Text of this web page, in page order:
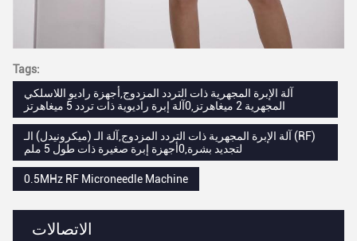
الاتصالات
Tags:
آلة الإبرة المجهرية ذات التردد المزدوج,أجهزة راديو اللاسلكي
المجهرية 2 ميغاهرتز,0آلة إبرة راديوية ذات تردد 5 ميغاهرتز
آلة الإبرة المجهرية ذات التردد المزدوج,آلة الـ (ميكرونيدل) الـ (RF)
لتجديد بشرة,0أجهزة إبرة صغيرة ذات طول 5 ملم
0.5MHz RF Microneedle Machine